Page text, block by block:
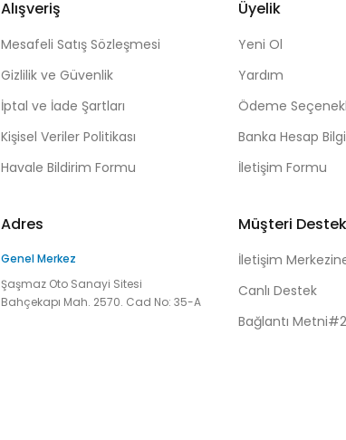
Alışveriş
Mesafeli Satış Sözleşmesi
Gizlilik ve Güvenlik
İptal ve İade Şartları
Kişisel Veriler Politikası
Havale Bildirim Formu
Üyelik
Yeni Ol
Yardım
Ödeme
Banka Hesap
İletişim Formu
Adres
Genel Merkez
Şaşmaz Oto Sanayi Sitesi
Bahçekapı Mah. 2570. Cad No: 35-A
Müşteri
İletişim
Canlı Destek
Bağlantı Metni#2